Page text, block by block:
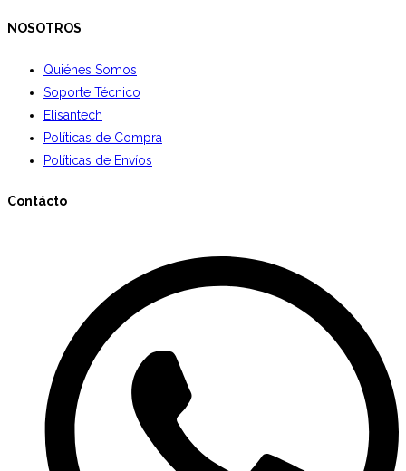
NOSOTROS
Quiénes Somos
Soporte Técnico
Elisantech
Políticas de Compra
Políticas de Envíos
Contácto